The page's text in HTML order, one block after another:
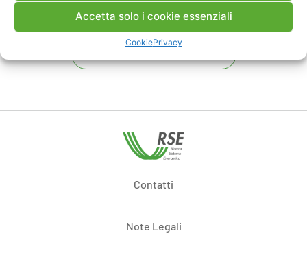
Accetta solo i cookie essenziali
CookiePrivacy
Contatti
Note Legali